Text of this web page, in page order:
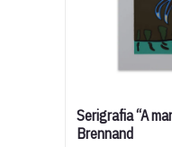
Serigrafia “A
Brennand